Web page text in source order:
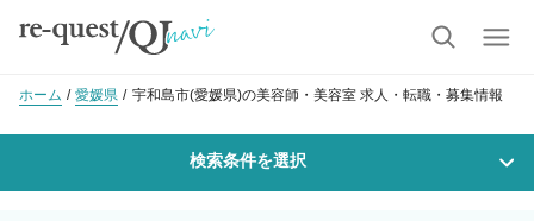
ホーム 愛媛県 宇和島市(愛媛県)の美容師・美容室 求人・転職・募集情報
検索条件を選択